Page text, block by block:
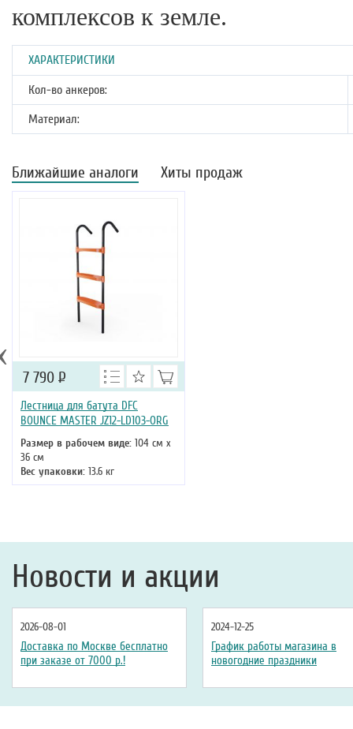
комплексов к земле.
ХАРАКТЕРИСТИКИ
Кол-во анкеров:
Материал:
Ближайшие аналоги Хиты продаж
Лестница для батута DFC
BOUNCE MASTER JZ12-LD103-ORG
Размер в рабочем виде: 104 см х
36 см
Вес упаковки: 13.6 кг
Максимальная нагрузка:100 кг
7 790 Р
Новости и акции
2026-08-01
Доставка по Москве бесплатно
при заказе от 7000 р.!
2024-12-25
График работы магазина в
новогодние праздники